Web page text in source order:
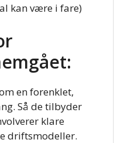
kan være i fare)
en forenklet,
Så de tilbyder
klare
driftsmodeller.